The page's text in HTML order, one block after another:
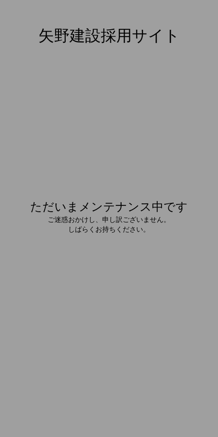
矢野建設採用サイト
ただいまメンテナンス中です
ご迷惑おかけし、申し訳ございません。
しばらくお持ちください。